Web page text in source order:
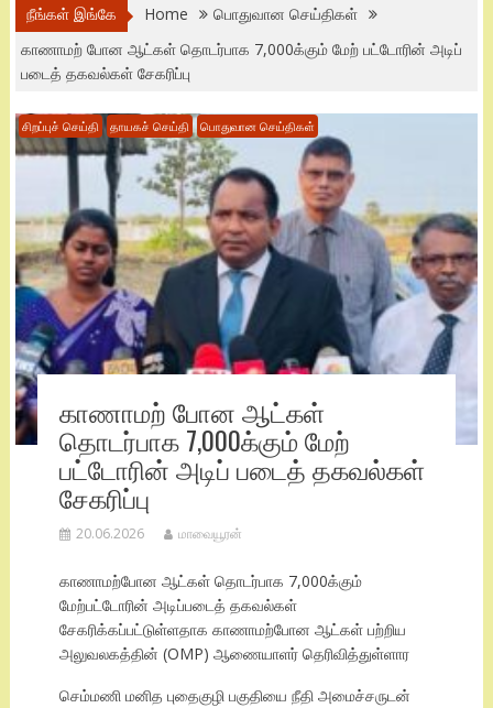
நீங்கள் இங்கே Home
பொதுவான செய்திகள்
காணாமற் போன ஆட்கள் தொடர்பாக 7,000க்கும் மேற் பட்டோரின் அடிப்
படைத் தகவல்கள் சேகரிப்பு
சிறப்புச் செய்தி தாயகச் செய்தி பொதுவான செய்திகள்
காணாமற் போன ஆட்கள்
தொடர்பாக 7,000க்கும் மேற்
பட்டோரின் அடிப் படைத் தகவல்கள்
சேகரிப்பு
20.06.2026 மாவையூரன்
காணாமற்போன ஆட்கள் தொடர்பாக 7,000க்கும்
மேற்பட்டோரின் அடிப்படைத் தகவல்கள்
சேகரிக்கப்பட்டுள்ளதாக காணாமற்போன ஆட்கள் பற்றிய
அலுவலகத்தின் (OMP) ஆணையாளர் தெரிவித்துள்ளார
செம்மணி மனித புதைகுழி பகுதியை நீதி அமைச்சருடன்